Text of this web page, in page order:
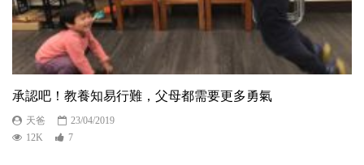
承認吧！教養知易行難，父母都需要更多勇氣
天爸
23/04/2019
12K
7